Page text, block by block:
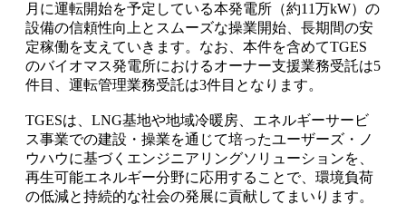
月に運転開始を予定している本発電所（約11万kW）の
設備の信頼性向上とスムーズな操業開始、長期間の安
定稼働を支えていきます。なお、本件を含めてTGES
のバイオマス発電所におけるオーナー支援業務受託は5
件目、運転管理業務受託は3件目となります。
TGESは、LNG基地や地域冷暖房、エネルギーサービ
ス事業での建設・操業を通じて培ったユーザーズ・ノ
ウハウに基づくエンジニアリングソリューションを、
再生可能エネルギー分野に応用することで、環境負荷
の低減と持続的な社会の発展に貢献してまいります。